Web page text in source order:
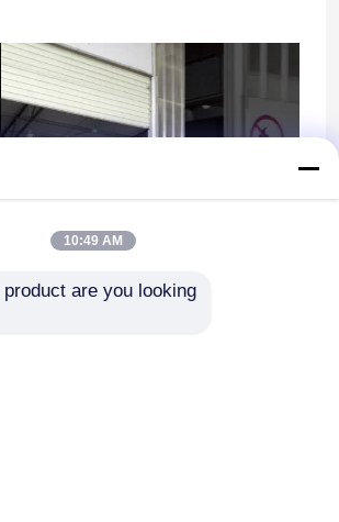
10:49 AM
are you looking